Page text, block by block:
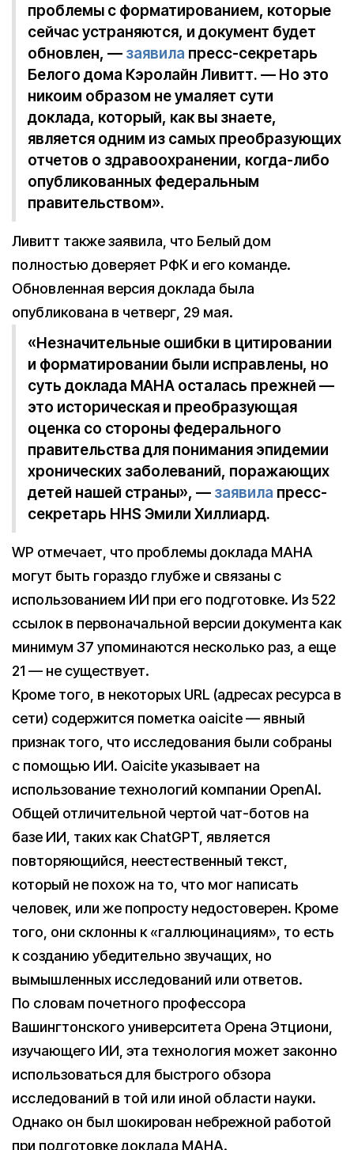
проблемы с форматированием, которые
сейчас устраняются, и документ будет
обновлен, — заявила пресс-секретарь
Белого дома Кэролайн Ливитт. — Но это
никоим образом не умаляет сути
доклада, который, как вы знаете,
является одним из самых преобразующих
отчетов о здравоохранении, когда-либо
опубликованных федеральным
правительством».
Ливитт также заявила, что Белый дом
полностью доверяет РФК и его команде.
Обновленная версия доклада была
опубликована в четверг, 29 мая.
«Незначительные ошибки в цитировании
и форматировании были исправлены, но
суть доклада MAHA осталась прежней —
это историческая и преобразующая
оценка со стороны федерального
правительства для понимания эпидемии
хронических заболеваний, поражающих
детей нашей страны», — заявила пресс-
секретарь HHS Эмили Хиллиард.
WP отмечает, что проблемы доклада MAHA
могут быть гораздо глубже и связаны с
использованием ИИ при его подготовке. Из 522
ссылок в первоначальной версии документа как
минимум 37 упоминаются несколько раз, а еще
21 — не существует.
Кроме того, в некоторых URL (адресах ресурса в
сети) содержится пометка oaicite — явный
признак того, что исследования были собраны
с помощью ИИ. Oaicite указывает на
использование технологий компании OpenAI.
Общей отличительной чертой чат-ботов на
базе ИИ, таких как ChatGPT, является
повторяющийся, неестественный текст,
который не похож на то, что мог написать
человек, или же попросту недостоверен. Кроме
того, они склонны к «галлюцинациям», то есть
к созданию убедительно звучащих, но
вымышленных исследований или ответов.
По словам почетного профессора
Вашингтонского университета Орена Этциони,
изучающего ИИ, эта технология может законно
использоваться для быстрого обзора
исследований в той или иной области науки.
Однако он был шокирован небрежной работой
при подготовке доклада MAHA.